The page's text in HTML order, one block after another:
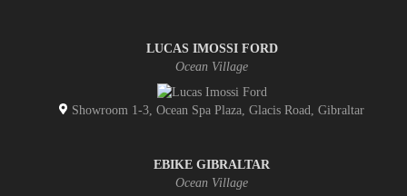
LUCAS IMOSSI FORD
Ocean Village
Showroom 1-3, Ocean Spa Plaza, Glacis Road, Gibraltar
EBIKE GIBRALTAR
Ocean Village